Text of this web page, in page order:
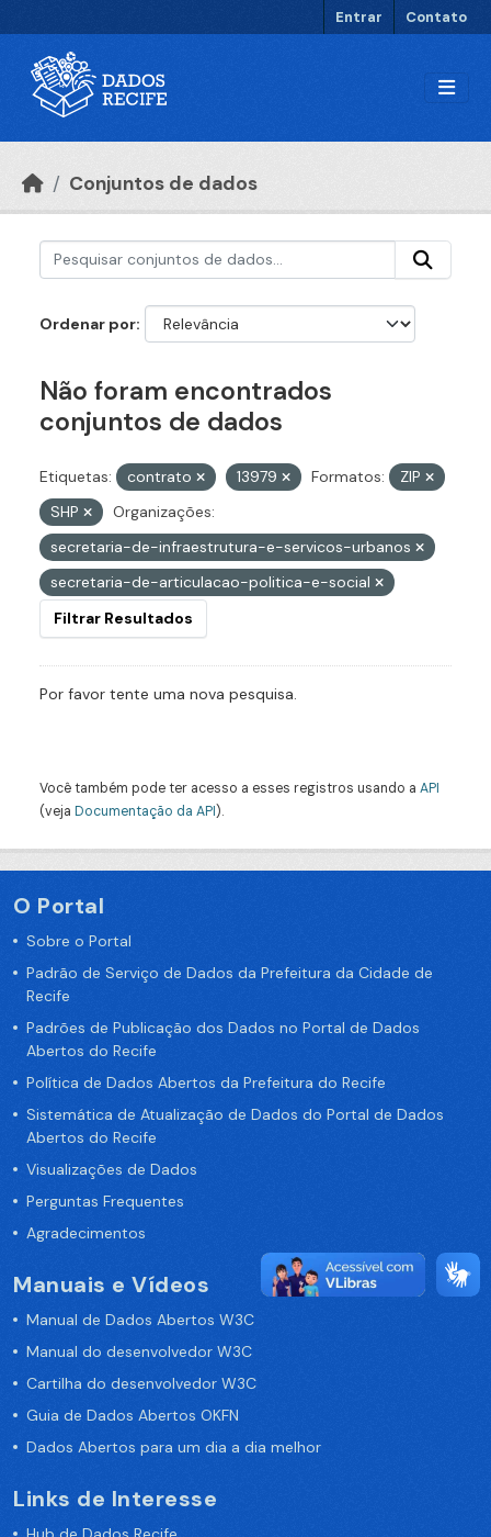
Entrar Contato
Conjuntos de dados
Ordenar por
Não foram encontrados
conjuntos de dados
Etiquetas: contrato 13979 Formatos:
ZIP
SHP
Organizações:
secretaria-de-infraestrutura-e-servicos-urbanos
secretaria-de-articulacao-politica-e-social
Filtrar Resultados
Por favor tente uma nova pesquisa.
Você também pode ter acesso a esses registros usando a API
(veja Documentação da API).
O Portal
Sobre o Portal
Padrão de Serviço de Dados da Prefeitura da Cidade de
Recife
Padrões de Publicação dos Dados no Portal de Dados
Abertos do Recife
Política de Dados Abertos da Prefeitura do Recife
Sistemática de Atualização de Dados do Portal de Dados
Abertos do Recife
Visualizações de Dados
Perguntas Frequentes
Agradecimentos
Manuais e Vídeos
Manual de Dados Abertos W3C
Manual do desenvolvedor W3C
Cartilha do desenvolvedor W3C
Guia de Dados Abertos OKFN
Dados Abertos para um dia a dia melhor
Links de Interesse